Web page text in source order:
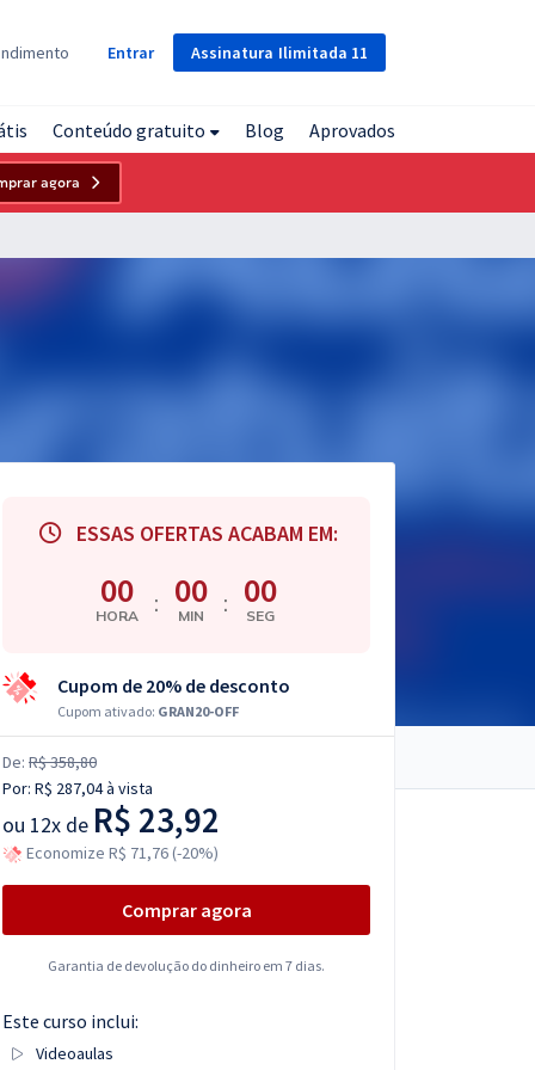
Assinatura Ilimitada 11
Entrar
Conteúdo gratuito Blog Aprovados
agora
ESSAS OFERTAS ACABAM EM:
00
HORA : 00
MIN : 00
SEG
Cupom de 20% de desconto
Cupom ativado: GRAN20-OFF
De: R$ 358,80
Por: R$ 287,04à vista
ou 12x de R$ 23,92
Economize R$ 71,76 (-20%)
Comprar agora
Garantia de devolução do dinheiro em 7 dias.
Este curso inclui:
Videoaulas